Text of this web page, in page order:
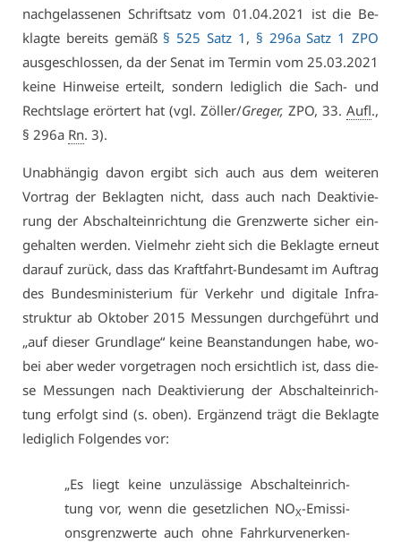
nach­ge­las­se­nen Schrift­satz vom 01.04.2021 ist die Be­
klag­te be­reits ge­mäß § 525 Satz 1 , § 296a Satz 1 ZPO
aus­ge­schlos­sen, da der Se­nat im Ter­min vom 25.03.2021
kei­ne Hin­wei­se er­teilt, son­dern le­dig­lich die Sach- und
Rechts­la­ge er­ör­tert hat (vgl. Zöl­ler/​Gre­ger, ZPO, 33. Aufl.,
§ 296a Rn. 3).
Un­ab­hän­gig da­von er­gibt sich auch aus dem wei­te­ren
Vor­trag der Be­klag­ten nicht, dass auch nach De­ak­ti­vie­
rung der Ab­schalt­ein­rich­tung die Grenz­wer­te si­cher ein­
ge­hal­ten wer­den. Viel­mehr zieht sich die Be­klag­te er­neut
dar­auf zu­rück, dass das Kraft­fahrt-Bun­des­amt im Auf­trag
des Bun­des­mi­nis­te­ri­um für Ver­kehr und di­gi­ta­le In­fra­
struk­tur ab Ok­to­ber 2015 Mes­sun­gen durch­ge­führt und
„auf die­ser Grund­la­ge“ kei­ne Be­an­stan­dun­gen ha­be, wo­
bei aber we­der vor­ge­tra­gen noch er­sicht­lich ist, dass die­
se Mes­sun­gen nach De­ak­ti­vie­rung der Ab­schalt­ein­rich­
tung er­folgt sind (s. oben). Er­gän­zend trägt die Be­klag­te
le­dig­lich Fol­gen­des vor:
„Es liegt kei­ne un­zu­läs­si­ge Ab­schalt­ein­rich­
tung vor, wenn die ge­setz­li­chen NOX-Emis­si­
ons­grenz­wer­te auch oh­ne Fahr­kur­ven­er­ken­